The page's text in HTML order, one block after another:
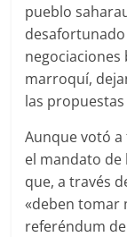
pueblo
negociaciones
marroquí,
las
Aunque votó
el mandato de
que, a través
«deben tomar
referéndum